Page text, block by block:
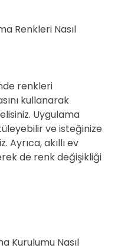
Renkleri Nasıl
renkleri
kullanarak
Uygulama
ve isteğinize
Ayrıca, akıllı ev
de renk değişikliği
Kurulumu Nasıl